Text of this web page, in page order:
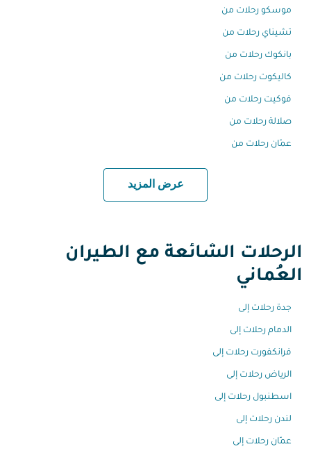
موسكو رحلات من
تشيناي رحلات من
بانكوك رحلات من
كاليكوت رحلات من
فوكيت رحلات من
صلالة رحلات من
عمّان رحلات من
عرض المزيد
الرحلات الشائعة مع الطيران
العُماني
جدة رحلات إلى
الدمام رحلات إلى
فرانكفورت رحلات إلى
الرياض رحلات إلى
اسطنبول رحلات إلى
لندن رحلات إلى
عمّان رحلات إلى